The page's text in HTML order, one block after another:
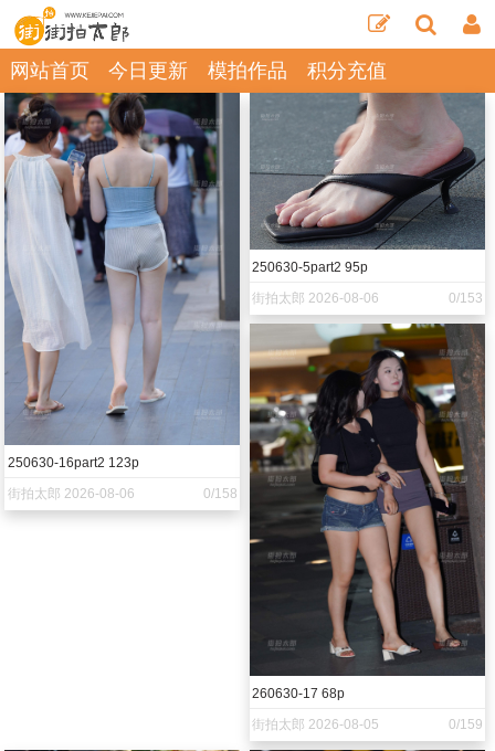
网站首页 今日更新 模拍作品 积分充值
250630-16part2 123p
街拍太郎 2026-08-06
0/158
250630-5part2 95p
街拍太郎 2026-08-06
0/153
260630-17 68p
街拍太郎 2026-08-05
0/159